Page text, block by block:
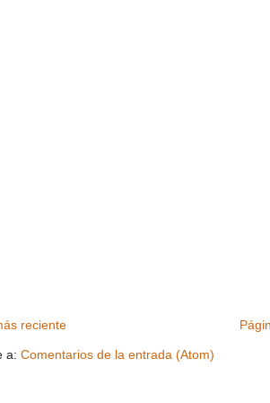
reciente
a: Comentarios de la entrada (Atom)